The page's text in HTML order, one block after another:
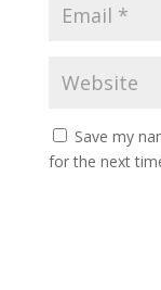
Save my
for the next